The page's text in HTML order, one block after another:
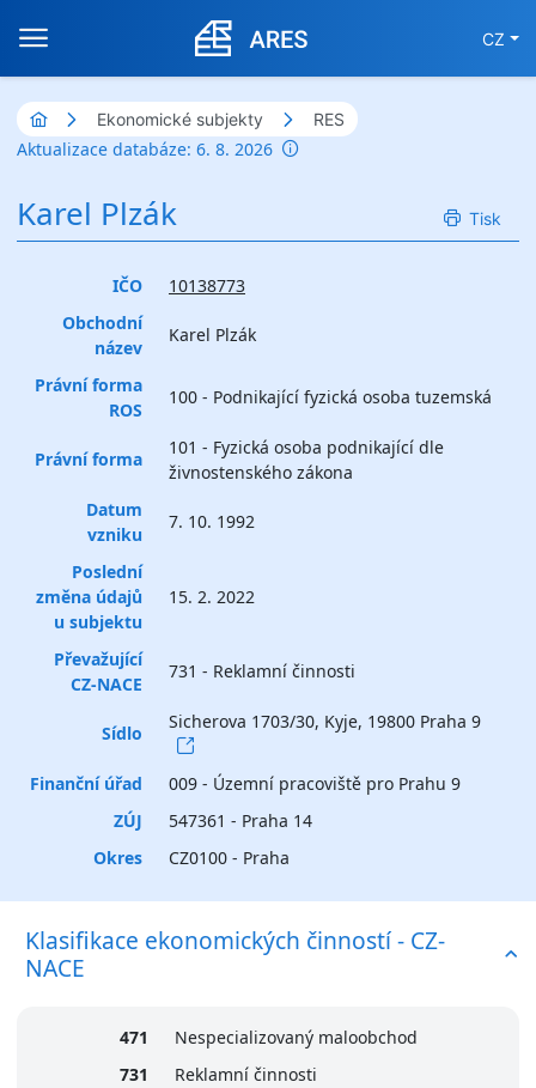
CZ
Ekonomické subjekty RES
Aktualizace databáze: 6. 8. 2026
Karel Plzák Tisk
IČO
10138773
Obchodní
název
Karel Plzák
Právní forma
ROS
100 - Podnikající fyzická osoba tuzemská
Právní forma
101 - Fyzická osoba podnikající dle
živnostenského zákona
Datum
vzniku
7. 10. 1992
Poslední
změna údajů
u subjektu
15. 2. 2022
Převažující
CZ-NACE
731 - Reklamní činnosti
Sídlo
Sicherova 1703/30, Kyje, 19800 Praha 9
Finanční úřad
009 - Územní pracoviště pro Prahu 9
ZÚJ
547361 - Praha 14
Okres
CZ0100 - Praha
Klasifikace ekonomických činností - CZ-
NACE
471
Nespecializovaný maloobchod
731
Reklamní činnosti